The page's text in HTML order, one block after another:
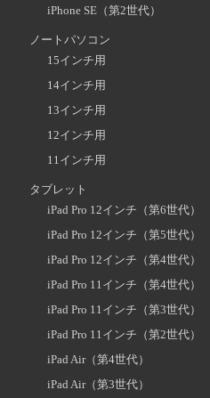
iPhone SE（第2世代）
ノートパソコン
15インチ用
14インチ用
13インチ用
12インチ用
11インチ用
タブレット
iPad Pro 12インチ（第6世代）
iPad Pro 12インチ（第5世代）
iPad Pro 12インチ（第4世代）
iPad Pro 11インチ（第4世代）
iPad Pro 11インチ（第3世代）
iPad Pro 11インチ（第2世代）
iPad Air（第4世代）
iPad Air（第3世代）